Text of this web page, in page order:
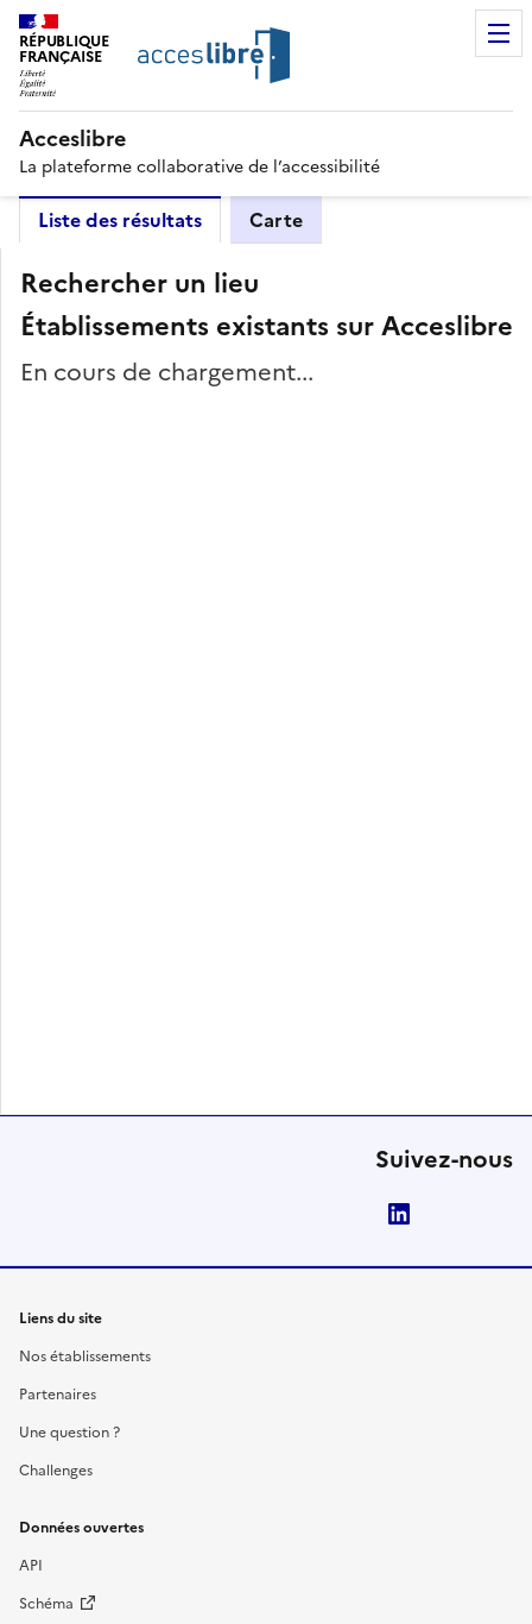
RÉPUBLIQUE
FRANÇAISE
Acceslibre
La plateforme collaborative de l’accessibilité
Liste des résultats Carte
Rechercher un lieu
Établissements existants sur Acceslibre
En cours de chargement...
Suivez-nous
Liens du site
Nos établissements
Partenaires
Une question ?
Challenges
Données ouvertes
API
Schéma